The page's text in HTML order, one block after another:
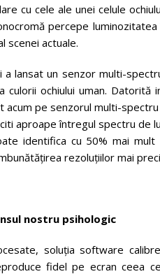
cu cele ale unei celule
percepe
scenei actuale.
lansat un senzor multi-
ochiului uman. Datorită
pe senzorul multi-
aproape întregul spectru de
identifica cu 50% mai
rezoluțiilor mai
nostru psihologic
soluția software
fidel pe ecran ceea